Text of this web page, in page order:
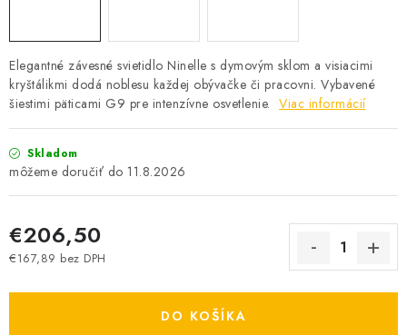
O NÁS - MEGALED & JANTON ZÁKAMENNÉ
Reklamácie a formulár na odstúpenie od zmluvy
O nás - MEGALED & JANTON Zákamenné
Zľavy pre profíkov
Hodnotenie obchodu
Elegantné závesné svietidlo Ninelle s dymovým sklom a visiacimi
kryštálikmi dodá noblesu každej obývačke či pracovni. Vybavené
šiestimi päticami G9 pre intenzívne osvetlenie. Viac informácií
Skladom
11.8.2026
€206,50
€167,89 bez DPH
DO KOŠÍKA